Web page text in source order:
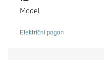
Model
Električni pogon